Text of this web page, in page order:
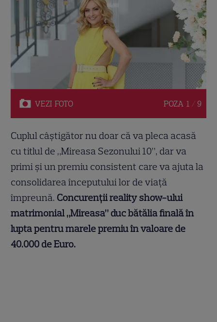
VEZI FOTO POZA 1 / 9
Cuplul câștigător nu doar că va pleca acasă
cu titlul de „Mireasa Sezonului 10”, dar va
primi și un premiu consistent care va ajuta la
consolidarea începutului lor de viață
împreună. Concurenţii reality show-ului
matrimonial „Mireasa” duc bătălia finală în
lupta pentru marele premiu în valoare de
40.000 de Euro.